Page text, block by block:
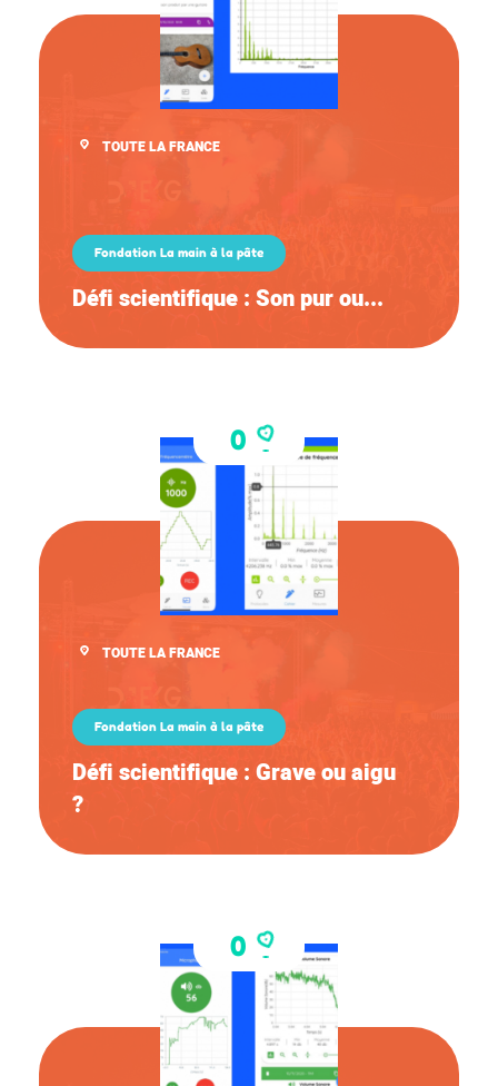
TOUTE LA FRANCE
Fondation La main à la pâte
Défi scientifique : Son pur ou...
TOUTE LA FRANCE
Fondation La main à la pâte
Défi scientifique : Grave ou aigu
?
0
0